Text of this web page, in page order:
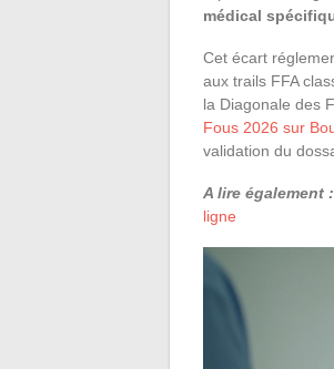
médical
Cet écart
aux trails FFA
la Diagonale des
Fous 2026 sur
validation du
A lire également :
ligne